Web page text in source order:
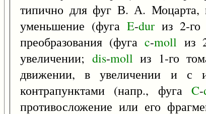
типично для фуг В. А. Моцарта,
уменьшение (фуга E-durиз 2-го
преобразования (фугаc-moll из
увеличении; dis-moll из 1-го
движении, в увеличении и с
контрапунктами (напр., фугаC-
противосложение или его